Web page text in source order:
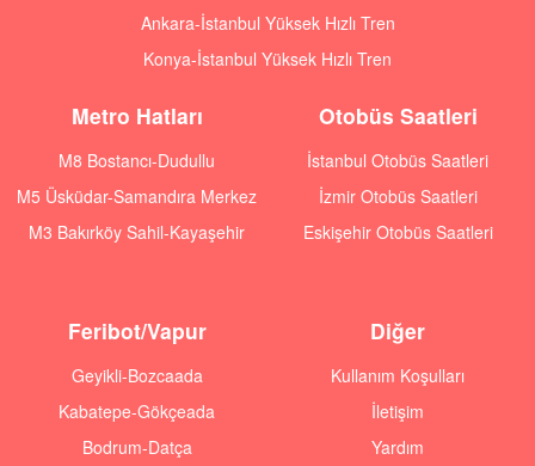
Ankara-İstanbul Yüksek Hızlı Tren
Konya-İstanbul Yüksek Hızlı Tren
Metro Hatları
M8 Bostancı-Dudullu
M5 Üsküdar-Samandıra Merkez
M3 Bakırköy Sahil-Kayaşehir
Otobüs Saatleri
İstanbul Otobüs Saatleri
İzmir Otobüs Saatleri
Eskişehir Otobüs Saatleri
Feribot/Vapur
Geyikli-Bozcaada
Kabatepe-Gökçeada
Bodrum-Datça
Diğer
Kullanım Koşulları
İletişim
Yardım